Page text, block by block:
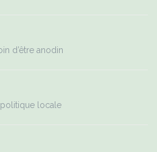
d’être anodin
politique locale